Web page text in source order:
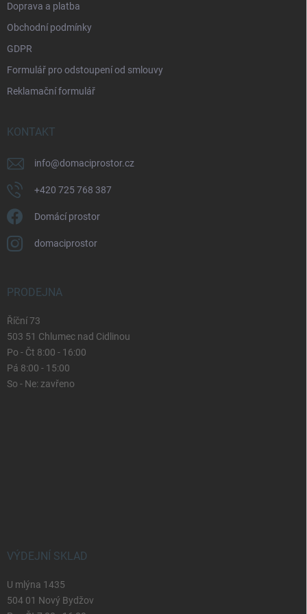
Doprava a platba
Obchodní podmínky
GDPR
Formulář pro odstoupení od smlouvy
Reklamační formulář
KONTAKT
info@domaciprostor.cz
+420 725 768 387
Domácí prostor
domaciprostor
PRODEJNA
Říční 73
503 51 Chlumec nad Cidlinou
Po - Čt 8:00 - 16:00
Pá 8:00 - 15:00
So - Ne: zavřeno
VÝDEJNÍ SKLAD
U mlýna 1435
504 01 Nový Bydžov